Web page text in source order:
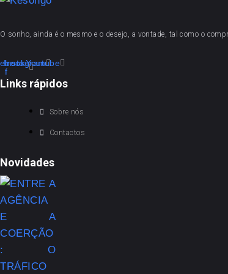
O sonho, ainda é o mesmo e o desejo, a vontade, tal como o
f
Instagram
Youtube
Links rápidos
Sobre nós
Contactos
Novidades